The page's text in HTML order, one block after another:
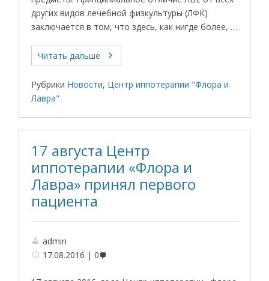
других видов лечебной физкультуры (ЛФК)
заключается в том, что здесь, как нигде более, …
Читать дальше
Рубрики Новости, Центр иппотерапии "Флора и
Лавра"
17 августа Центр
иппотерапии «Флора и
Лавра» принял первого
пациента
admin
17.08.2016
0